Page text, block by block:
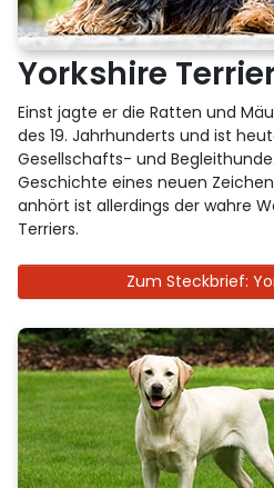
Yorkshire
Einst jagte er die Ratten und
des 19. Jahrhunderts und ist
Gesellschafts- und
Geschichte eines neuen
anhört ist allerdings der wahre
Terriers.
Zum Steckbrief: